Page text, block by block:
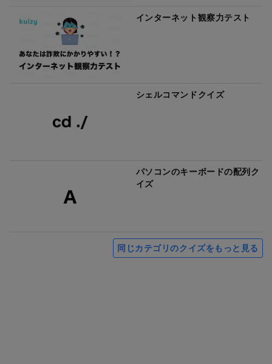
インターネット観察力テスト
シェルコマンドクイズ
パソコンのキーボードの配列ク
イズ
同じカテゴリのクイズをもっと見る